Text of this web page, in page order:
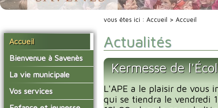
Accueil
Bienvenue à Savenès
Situer Savenès
Savenès en chiffre
L'histoire du village
La vie municipale
Vos élus
Les compte-rendus du
Vos services
La mairie
vous êtes ici : Accueil > Accueil
Actualités
Kermesse de
L'APE a le plaisir de vous
qui se tiendra le vendredi